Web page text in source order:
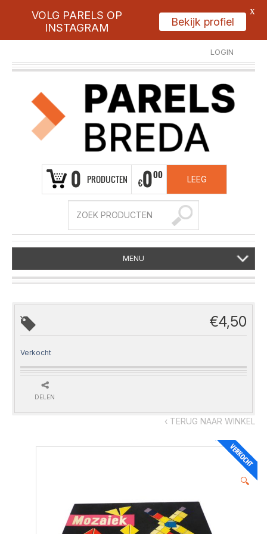
LOGIN
REGISTREER
0 PRODUCTEN €000 LEEG
MENU
‹ TERUG NAAR WINKEL
🔍
€4,50
Verkocht
DELEN
VOLG PARELS OP
INSTAGRAM
Bekijk profiel
X